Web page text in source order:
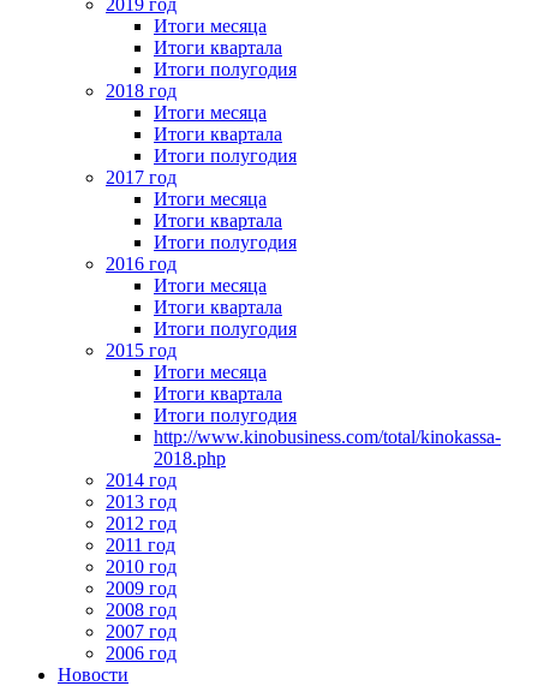
2019 год
Итоги месяца
Итоги квартала
Итоги полугодия
2018 год
Итоги месяца
Итоги квартала
Итоги полугодия
2017 год
Итоги месяца
Итоги квартала
Итоги полугодия
2016 год
Итоги месяца
Итоги квартала
Итоги полугодия
2015 год
Итоги месяца
Итоги квартала
Итоги полугодия
http://www.kinobusiness.com/total/kinokassa-
2018.php
2014 год
2013 год
2012 год
2011 год
2010 год
2009 год
2008 год
2007 год
2006 год
Новости